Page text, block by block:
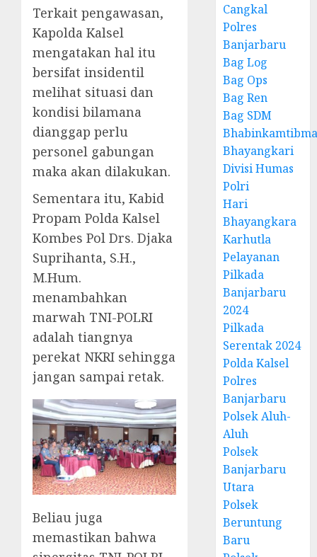
Terkait pengawasan,
Kapolda Kalsel
mengatakan hal itu
bersifat insidentil
melihat situasi dan
kondisi bilamana
dianggap perlu
personel gabungan
maka akan dilakukan.
Sementara itu, Kabid
Propam Polda Kalsel
Kombes Pol Drs. Djaka
Suprihanta, S.H.,
M.Hum.
menambahkan
marwah TNI-POLRI
adalah tiangnya
perekat NKRI sehingga
jangan sampai retak.
Beliau juga
memastikan bahwa
Cangkal
Polres
Banjarbaru
Bag Log
Bag Ops
Bag Ren
Bag SDM
Bhayangkari
Divisi Humas
Polri
Hari
Bhayangkara
Karhutla
Pelayanan
Pilkada
Banjarbaru
2024
Pilkada
Serentak 2024
Polda Kalsel
Polres
Banjarbaru
Polsek Aluh-
Aluh
Polsek
Banjarbaru
Utara
Polsek
Beruntung
Baru